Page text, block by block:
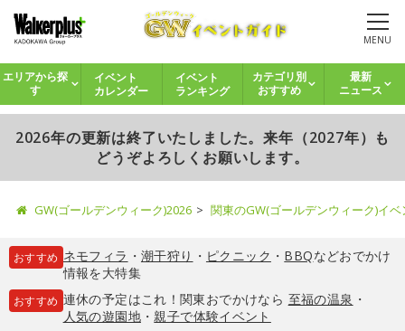
MENU
エリアから探
す
イベント
カレンダー
イベント
ランキング
カテゴリ別
おすすめ
最新
ニュース
2026年の更新は終了いたしました。来年（2027年）も
どうぞよろしくお願いします。
GW(ゴールデンウィーク)2026 関東のGW(ゴールデンウィーク)イ
おすすめ ネモフィラ ・ 潮干狩り ・ ピクニック ・ BBQなどおでかけ
情報を大特集
おすすめ 連休の予定はこれ！関東おでかけなら 至福の温泉 ・
人気の遊園地・親子で体験イベント